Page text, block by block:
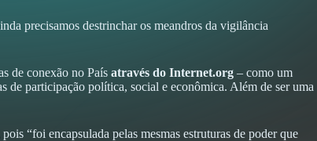
precisamos destrinchar os meandros da vigilância
de conexão no País através do Internet.org – como um
de participação política, social e econômica. Além de ser uma
“foi encapsulada pelas mesmas estruturas de poder que